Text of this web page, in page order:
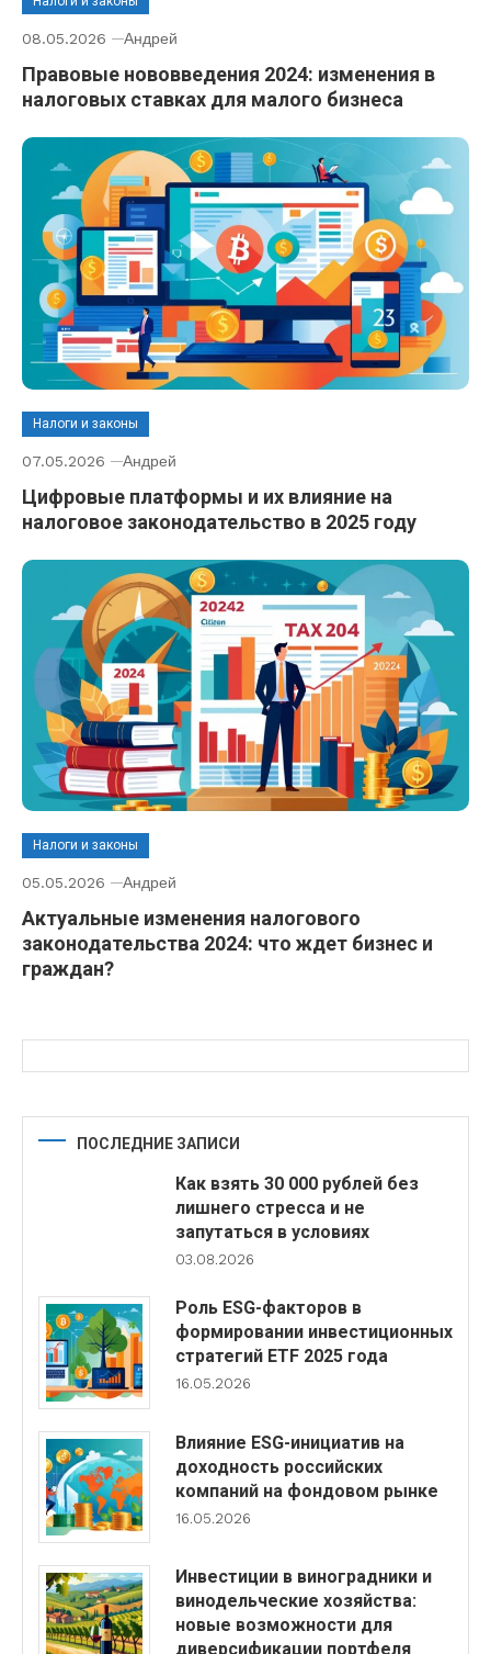
08.05.2026 Андрей
Правовые нововведения 2024: изменения в
налоговых ставках для малого бизнеса
Налоги и законы
07.05.2026 Андрей
Цифровые платформы и их влияние на
налоговое законодательство в 2025 году
Налоги и законы
05.05.2026 Андрей
Актуальные изменения налогового
законодательства 2024: что ждет бизнес и
граждан?
ПОСЛЕДНИЕ ЗАПИСИ
Как взять 30 000 рублей без
лишнего стресса и не
запутаться в условиях
03.08.2026
Роль ESG-факторов в
формировании инвестиционных
стратегий ETF 2025 года
16.05.2026
Влияние ESG-инициатив на
доходность российских
компаний на фондовом рынке
16.05.2026
Инвестиции в виноградники и
винодельческие хозяйства:
новые возможности для
диверсификации портфеля